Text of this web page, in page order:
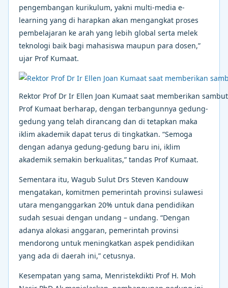
pengembangan kurikulum, yakni multi-media e-
learning yang di harapkan akan mengangkat proses
pembelajaran ke arah yang lebih global serta melek
teknologi baik bagi mahasiswa maupun para dosen,”
ujar Prof Kumaat.
Rektor Prof Dr Ir Ellen Joan Kumaat saat memberikan
Prof Kumaat berharap, dengan terbangunnya gedung-
gedung yang telah dirancang dan di tetapkan maka
iklim akademik dapat terus di tingkatkan. “Semoga
dengan adanya gedung-gedung baru ini, iklim
akademik semakin berkualitas,” tandas Prof Kumaat.
Sementara itu, Wagub Sulut Drs Steven Kandouw
mengatakan, komitmen pemerintah provinsi sulawesi
utara menganggarkan 20% untuk dana pendidikan
sudah sesuai dengan undang – undang. “Dengan
adanya alokasi anggaran, pemerintah provinsi
mendorong untuk meningkatkan aspek pendidikan
yang ada di daerah ini,” cetusnya.
Kesempatan yang sama, Menristekdikti Prof H. Moh